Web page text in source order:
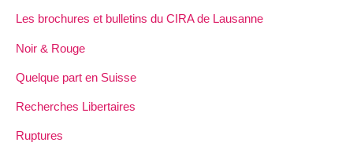
Les brochures et bulletins du CIRA de Lausanne
Noir & Rouge
Quelque part en Suisse
Recherches Libertaires
Ruptures